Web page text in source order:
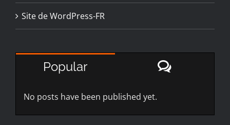
Site de WordPress-FR
Popular
No posts have been published yet.